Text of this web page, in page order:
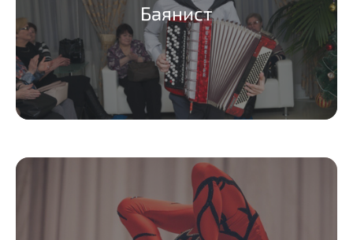
Баянист